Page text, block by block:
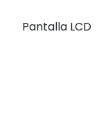
Pantalla LCD